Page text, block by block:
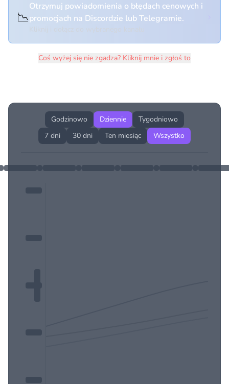
📉
Otrzymuj powiadomienia o błędach cenowych i
promocjach na Discordzie lub Telegramie.
Coś wyżej się nie zgadza? Kliknij mnie i zgłoś to
Godzinowo Dziennie
Tygodniowo
7 dni
30 dni Ten miesiąc Wszystko